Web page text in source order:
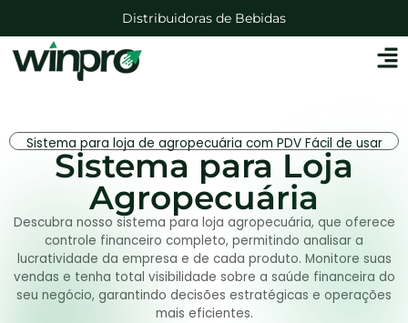
Lojas de Agropecuárias
Mercadinhos e Mercearias
Sistema para loja de agropecuária com PDV Fácil de usar
Sistema para Loja
Agropecuária
Descubra nosso sistema para loja agropecuária, que oferece
controle financeiro completo, permitindo analisar a
lucratividade da empresa e de cada produto. Monitore suas
vendas e tenha total visibilidade sobre a saúde financeira do
seu negócio, garantindo decisões estratégicas e operações
mais eficientes.